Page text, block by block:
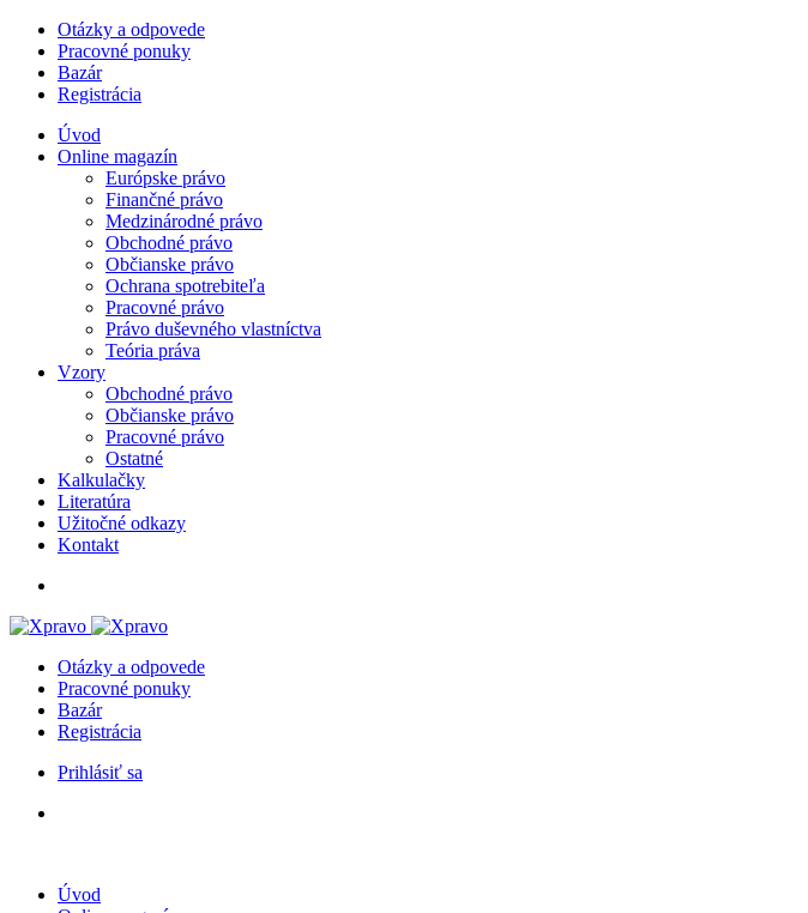
Otázky a odpovede
Pracovné ponuky
Bazár
Registrácia
Úvod
Online magazín
Európske právo
Finančné právo
Medzinárodné právo
Obchodné právo
Občianske právo
Ochrana spotrebiteľa
Pracovné právo
Právo duševného vlastníctva
Teória práva
Vzory
Obchodné právo
Občianske právo
Pracovné právo
Ostatné
Kalkulačky
Literatúra
Užitočné odkazy
Kontakt
Otázky a odpovede
Pracovné ponuky
Bazár
Registrácia
Prihlásiť sa
Úvod